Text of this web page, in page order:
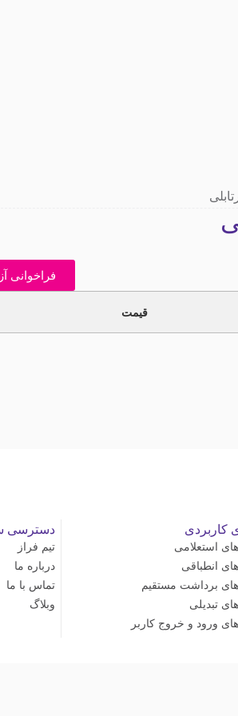
فراخوانی
قیمت
کاربردی
استعلامی
انطباقی
برداشت مستقیم
تبدیلی
ورود و خروج کاربر
دسترسی
تیم فراز
درباره ما
تماس با ما
وبلاگ